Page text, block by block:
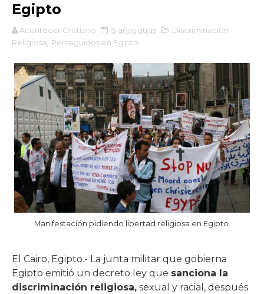
Egipto
Acontecer Cristiano 15 años atrás
Discriminación
Religiosa
Perseguidos en Egipto
Manifestación pidiendo libertad religiosa en Egipto.
El Cairo, Egipto.- La junta militar que gobierna
Egipto emitió un decreto ley que sanciona la
discriminación religiosa, sexual y racial, después